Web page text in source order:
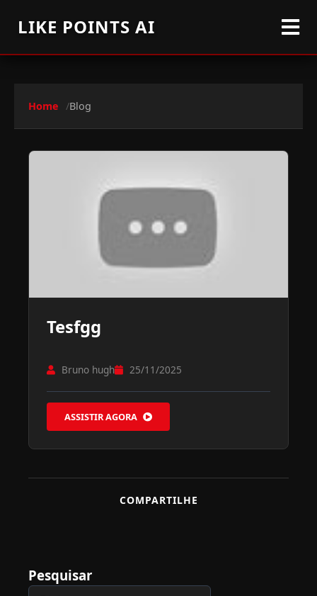
LIKE POINTS AI
Home Blog
Tesfgg
Bruno hugh 25/11/2025
ASSISTIR AGORA
COMPARTILHE
Pesquisar